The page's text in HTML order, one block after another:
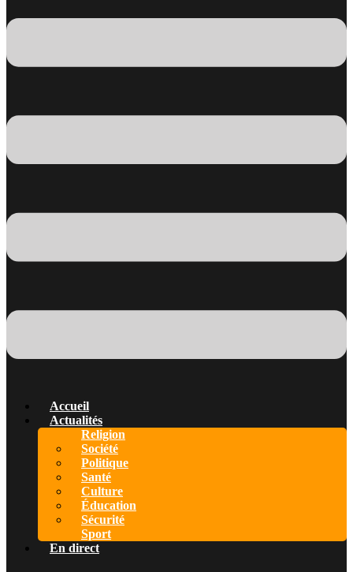
Accueil
Actualités
Religion
Société
Politique
Santé
Culture
Éducation
Sécurité
Sport
En direct